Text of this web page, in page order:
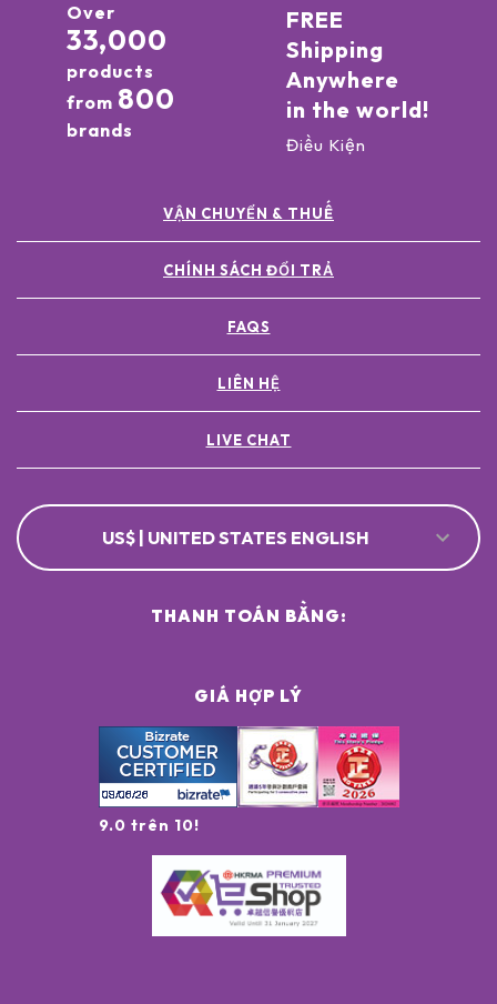
Over
33,000
products
from 800
brands
FREE
Shipping
Anywhere
in the world!
Điều Kiện
VẬN CHUYỂN & THUẾ
CHÍNH SÁCH ĐỔI TRẢ
FAQS
LIÊN HỆ
LIVE CHAT
US$ | UNITED STATES ENGLISH
GIÁ HỢP LÝ
9.0 trên 10!
THANH TOÁN BẰNG: